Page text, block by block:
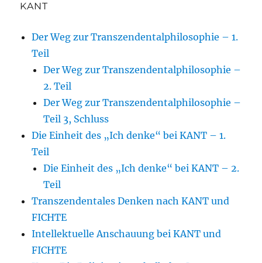
KANT
Der Weg zur Transzendentalphilosophie – 1.
Teil
Der Weg zur Transzendentalphilosophie –
2. Teil
Der Weg zur Transzendentalphilosophie –
Teil 3, Schluss
Die Einheit des „Ich denke“ bei KANT – 1.
Teil
Die Einheit des „Ich denke“ bei KANT – 2.
Teil
Transzendentales Denken nach KANT und
FICHTE
Intellektuelle Anschauung bei KANT und
FICHTE